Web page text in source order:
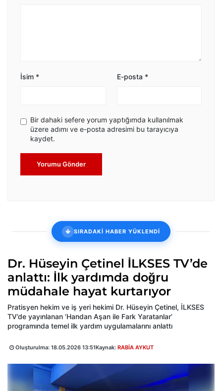
İsim * E-posta *
Bir dahaki sefere yorum yaptığımda kullanılmak
üzere adımı ve e-posta adresimi bu tarayıcıya
kaydet.
Yorumu Gönder
SIRADAKİ HABER YÜKLENDİ
Dr. Hüseyin Çetinel İLKSES TV’de
anlattı: İlk yardımda doğru
müdahale hayat kurtarıyor
Pratisyen hekim ve iş yeri hekimi Dr. Hüseyin Çetinel, İLKSES
TV’de yayınlanan ‘Handan Aşan ile Fark Yaratanlar’
programında temel ilk yardım uygulamalarını anlattı
Oluşturulma: 18.05.2026 13:51Kaynak: RABİA AYKUT